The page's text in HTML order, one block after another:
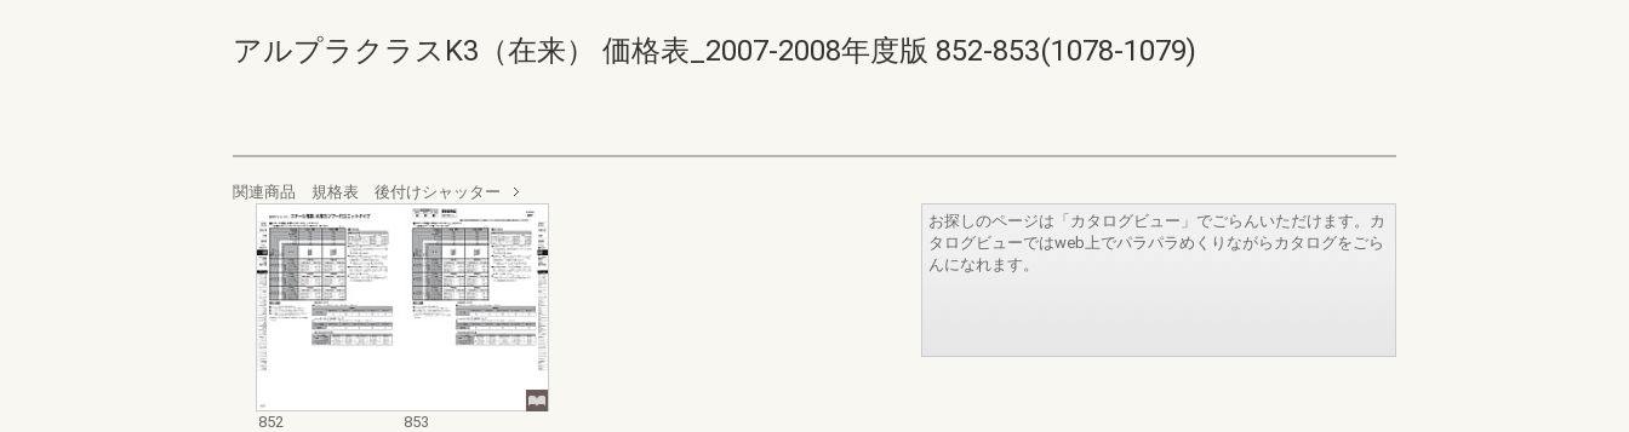
アルプラクラスK3（在来） 価格表_2007-2008年度版 852-853(1078-1079)
関連商品 規格表 後付けシャッター
852 853
お探しのページは「カタログビュー」でごらんいただけます。カ
タログビューではweb上でパラパラめくりながらカタログをごら
んになれます。